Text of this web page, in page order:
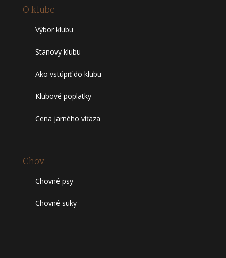
O klube
Výbor klubu
Stanovy klubu
Ako vstúpiť do klubu
Klubové poplatky
Cena jarného víťaza
Chov
Chovné psy
Chovné suky